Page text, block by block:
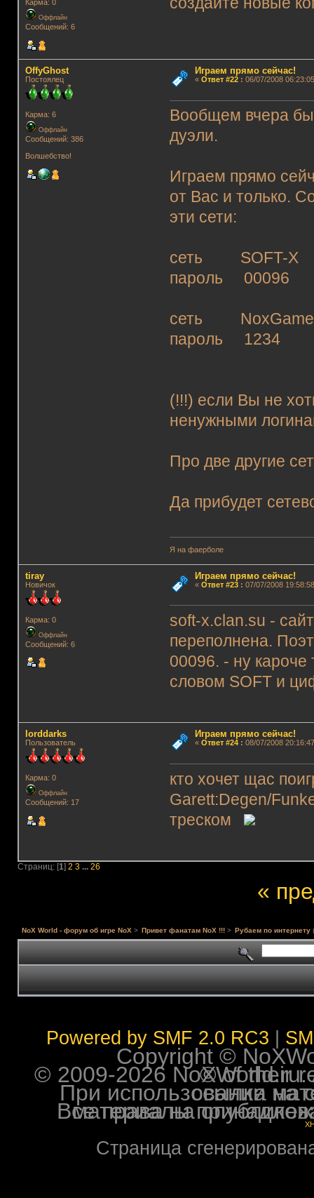
Карма: 0
Оффлайн
Сообщений: 6
OffyGhost
Постоялец
Карма: 6
Оффлайн
Сообщений: 386
Волшебство!
Играем прямо сейчас!
« Ответ #22: 06/07/2008
Вообщем вчера
дуэли.
Играем прямо
от Вас и только.
эти сети:
сеть SOFT-X
пароль 00096
сеть
пароль 1234
(!!!) если Вы не
ненужными
Про две другие
Да прибудет
Я на фаерболе
tiray
Новичок
Карма: 0
Оффлайн
Сообщений: 6
Играем прямо сейчас!
« Ответ #23: 07/07/2008
soft-x.clan.su -
переполнена.
00096. - ну кароче
словом SOFT и
lorddarks
Пользователь
Карма: 0
Оффлайн
Сообщений: 17
Играем прямо сейчас!
« Ответ #24: 08/07/2008
кто хочет щас
Garett:Degen/
треском
Страниц: [1] 2 3 ... 26
«
NoX World - форум об игре NoX > Привет фанатам NoX !!! > Рубаем по интернету
Powered by SMF 2.0 RC3
Copyright ©
© 2009-2026 NoXWorld.ru. All
При использовании
Все права на опубликованные на форуме
Страница